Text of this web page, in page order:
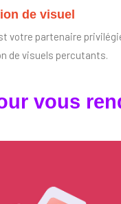
de visuel
votre partenaire
de visuels percutants.
vous